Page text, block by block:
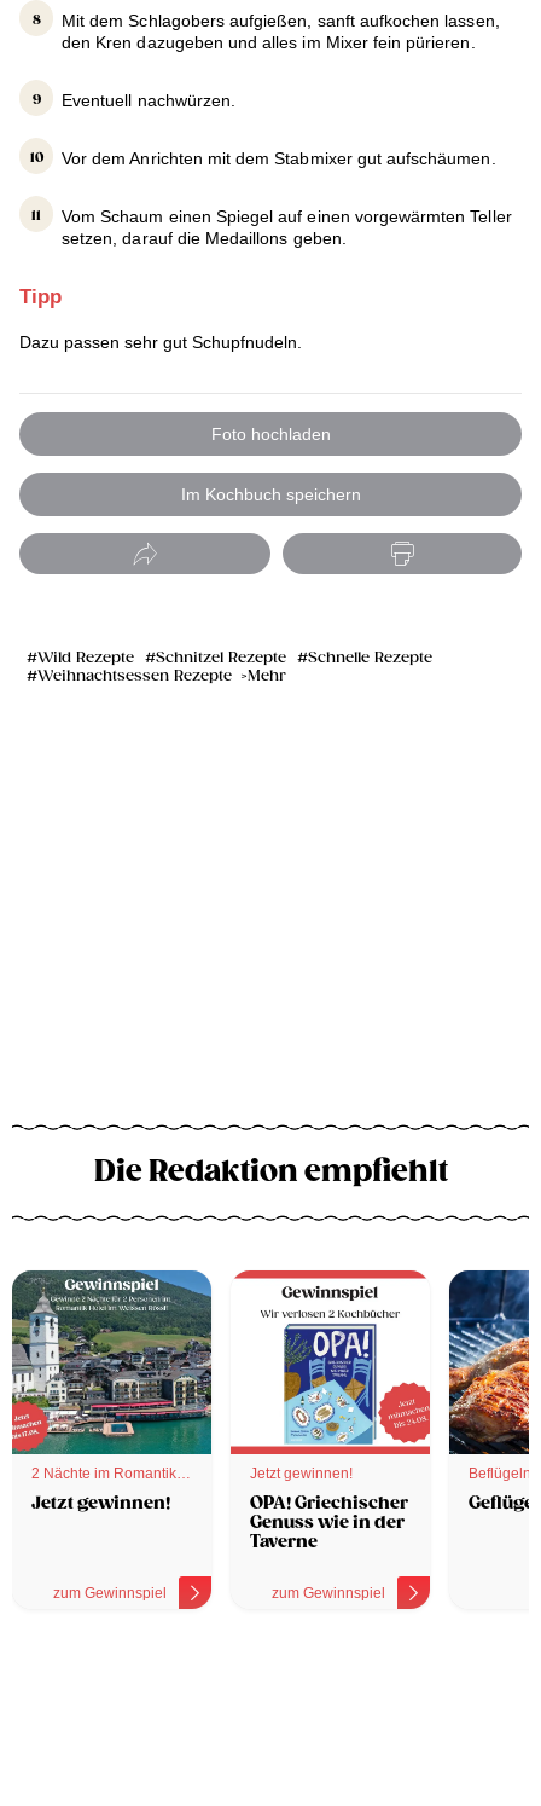
Mit dem Schlagobers aufgießen, sanft aufkochen lassen,
den Kren dazugeben und alles im Mixer fein pürieren.
Eventuell nachwürzen.
Vor dem Anrichten mit dem Stabmixer gut aufschäumen.
Vom Schaum einen Spiegel auf einen vorgewärmten Teller
setzen, darauf die Medaillons geben.
Tipp
Dazu passen sehr gut Schupfnudeln.
Foto hochladen
Im Kochbuch speichern
Wild Rezepte Schnitzel Rezepte
Schnelle Rezepte
Weihnachtsessen Rezepte
Mehr
Die Redaktion empfiehlt
2 Nächte im Romantik
Hotel
Jetzt gewinnen!
zum Gewinnspiel
Jetzt gewinnen!
OPA! Griechischer
Genuss wie in der
Taverne
zum Gewinnspiel